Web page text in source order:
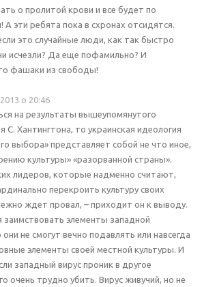
о пролитой крови и все будет по
А эти ребята пока в схронах отсидятся.
это случайные люди, как так быстро
исчезли? Да еще пофамильно? И
фашаки из свободы!
о 20:46
на результаты вышеупомянутого
С. Хантингтона, то украинская идеология
выбора» представляет собой не что иное,
культуры» «разорванной страны».
лидеров, которые надменно считают,
перекроить культуру своих
ждет провал, – приходит он к выводу.
заимствовать элементы западной
они не смогут вечно подавлять или навсегда
элементы своей местной культуры. И
западный вирус проник в другое
очень трудно убить. Вирус живучий, но не